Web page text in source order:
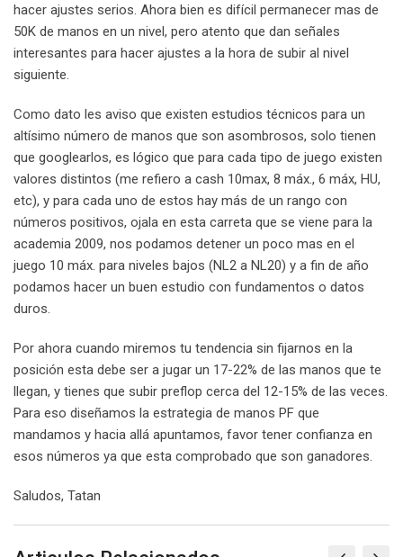
hacer ajustes serios. Ahora bien es difícil permanecer mas de
50K de manos en un nivel, pero atento que dan señales
interesantes para hacer ajustes a la hora de subir al nivel
siguiente.
Como dato les aviso que existen estudios técnicos para un
altísimo número de manos que son asombrosos, solo tienen
que googlearlos, es lógico que para cada tipo de juego existen
valores distintos (me refiero a cash 10max, 8 máx., 6 máx, HU,
etc), y para cada uno de estos hay más de un rango con
números positivos, ojala en esta carreta que se viene para la
academia 2009, nos podamos detener un poco mas en el
juego 10 máx. para niveles bajos (NL2 a NL20) y a fin de año
podamos hacer un buen estudio con fundamentos o datos
duros.
Por ahora cuando miremos tu tendencia sin fijarnos en la
posición esta debe ser a jugar un 17-22% de las manos que te
llegan, y tienes que subir preflop cerca del 12-15% de las veces.
Para eso diseñamos la estrategia de manos PF que
mandamos y hacia allá apuntamos, favor tener confianza en
esos números ya que esta comprobado que son ganadores.
Saludos, Tatan